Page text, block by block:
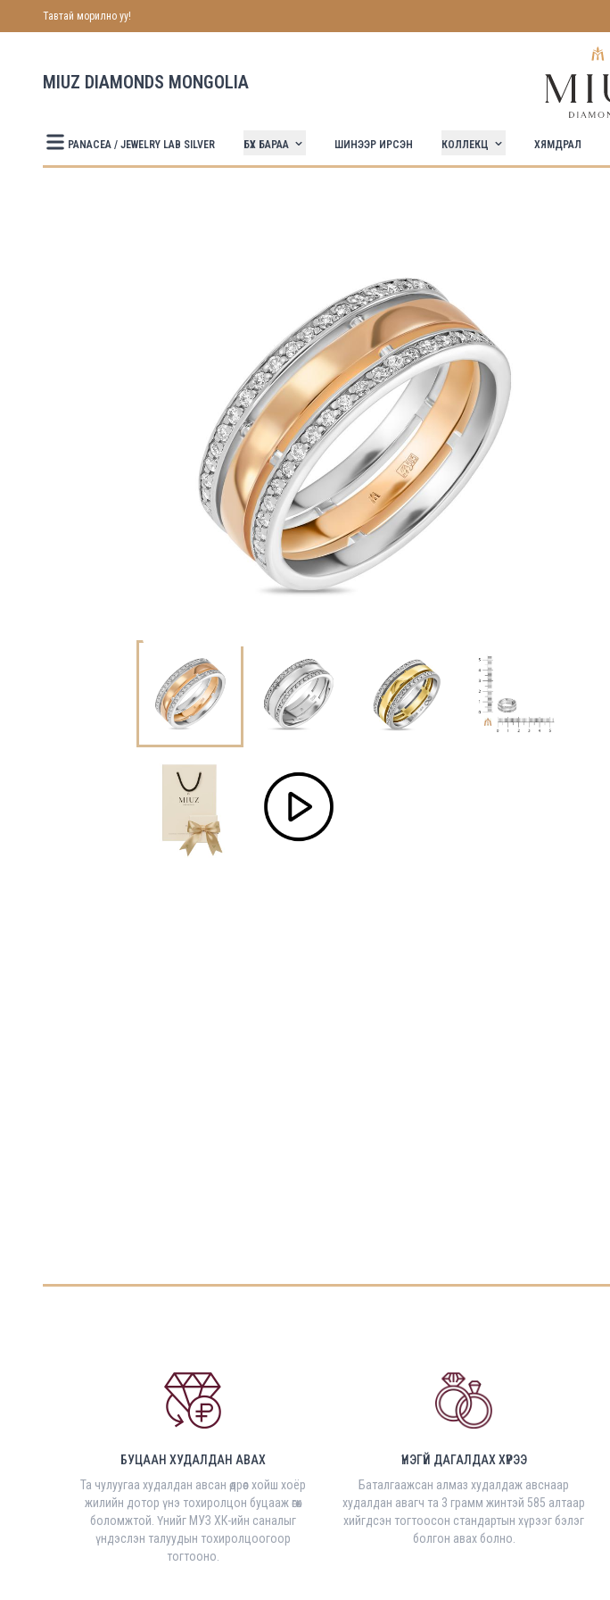
Тавтай морилно уу!
MIUZ DIAMONDS MONGOLIA
PANACEA / JEWELRY LAB SILVER БҮХ БАРАА ШИНЭЭР ИРСЭН КОЛЛЕКЦ ХЯМДРАЛ
БУЦААН ХУДАЛДАН АВАХ
Та чулуугаа худалдан авсан өдрөөс хойш хоёр
жилийн дотор үнэ тохиролцон буцааж өгөх
боломжтой. Үнийг МУЗ ХК-ийн саналыг
үндэслэн талуудын тохиролцоогоор
тогтооно.
ҮНЭГҮЙ ДАГАЛДАХ ХҮРЭЭ
Баталгаажсан алмаз худалдаж авснаар
худалдан авагч та 3 грамм жинтэй 585 алтаар
хийгдсэн тогтоосон стандартын хүрээг бэлэг
болгон авах болно.